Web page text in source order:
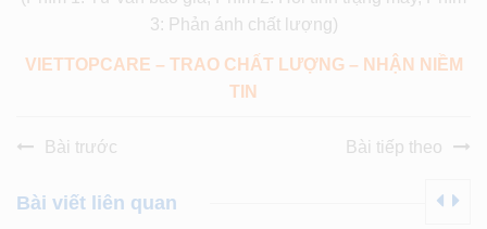
3: Phản ánh chất lượng)
VIETTOPCARE – TRAO CHẤT LƯỢNG – NHẬN NIỀM
TIN
Bài trước Bài tiếp theo
Bài viết liên quan